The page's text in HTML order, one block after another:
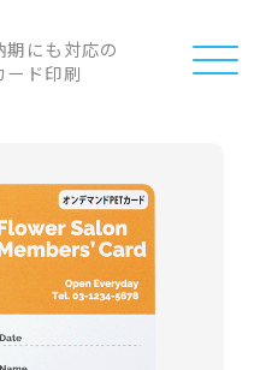
にも対応の
ード印刷